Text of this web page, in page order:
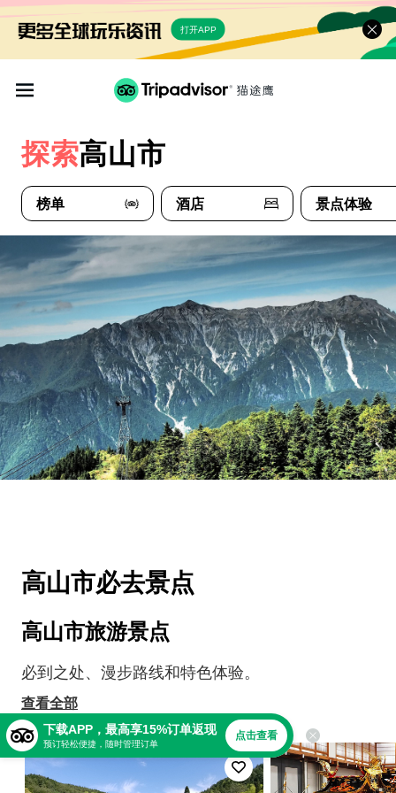
打开APP
探索高山市
榜单 酒店 景点体验
高山市必去景点
高山市旅游景点
必到之处、漫步路线和特色体验。
查看全部
下载APP，最高享15%订单返现
预订轻松便捷，随时管理订单
点击查看